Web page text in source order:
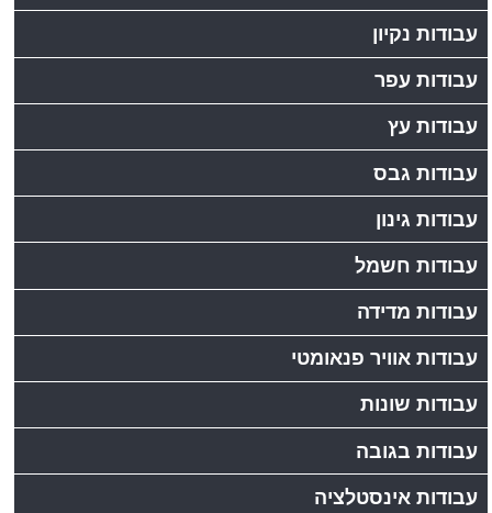
עבודות נקיון
עבודות עפר
עבודות עץ
עבודות גבס
עבודות גינון
עבודות חשמל
עבודות מדידה
עבודות אוויר פנאומטי
עבודות שונות
עבודות בגובה
עבודות אינסטלציה